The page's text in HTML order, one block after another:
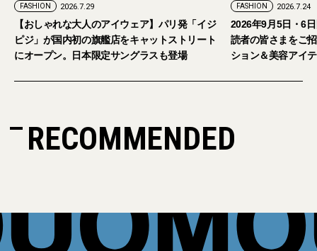
ア】パリ発「イジ
ャットストリート
ラスも登場
2026年9月5日・6日開催。「試着フェス®︎」に
読者の皆さまをご招待。【2026年秋冬ファッ
ション＆美容アイテム試し放題】
RECOMMENDED